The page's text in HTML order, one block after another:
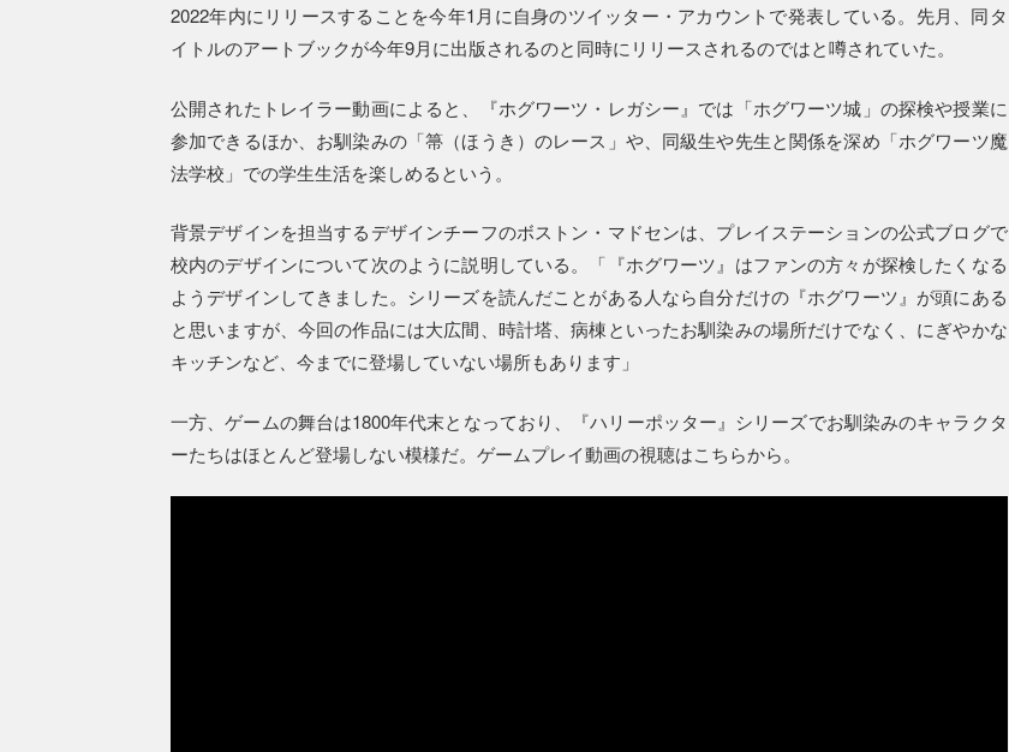
2022年内にリリースすることを今年1月に自身のツイッター・アカウントで発表している。先月、同タ
イトルのアートブックが今年9月に出版されるのと同時にリリースされるのではと噂されていた。
公開されたトレイラー動画によると、『ホグワーツ・レガシー』では「ホグワーツ城」の探検や授業に
参加できるほか、お馴染みの「箒（ほうき）のレース」や、同級生や先生と関係を深め「ホグワーツ魔
法学校」での学生生活を楽しめるという。
背景デザインを担当するデザインチーフのボストン・マドセンは、プレイステーションの公式ブログで
校内のデザインについて次のように説明している。「『ホグワーツ』はファンの方々が探検したくなる
ようデザインしてきました。シリーズを読んだことがある人なら自分だけの『ホグワーツ』が頭にある
と思いますが、今回の作品には大広間、時計塔、病棟といったお馴染みの場所だけでなく、にぎやかな
キッチンなど、今までに登場していない場所もあります」
一方、ゲームの舞台は1800年代末となっており、『ハリーポッター』シリーズでお馴染みのキャラクタ
ーたちはほとんど登場しない模様だ。ゲームプレイ動画の視聴はこちらから。